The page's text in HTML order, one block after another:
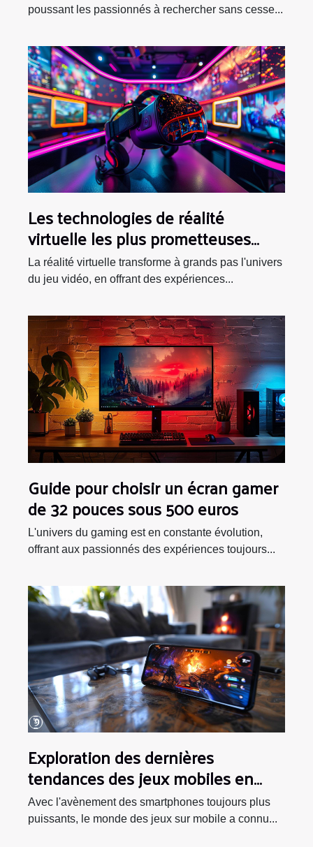
poussant les passionnés à rechercher sans cesse...
Les technologies de réalité
virtuelle les plus prometteuses
pour l'immersion dans les jeux
La réalité virtuelle transforme à grands pas l'univers
du jeu vidéo, en offrant des expériences...
Guide pour choisir un écran gamer
de 32 pouces sous 500 euros
L'univers du gaming est en constante évolution,
offrant aux passionnés des expériences toujours...
Exploration des dernières
tendances des jeux mobiles en
2023
Avec l'avènement des smartphones toujours plus
puissants, le monde des jeux sur mobile a connu...